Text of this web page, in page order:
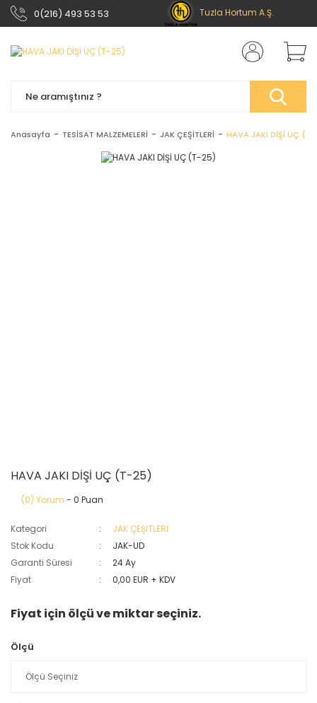
0(216) 493 53 53 Tuzla Hortum A.Ş.
Anasayfa TESİSAT MALZEMELERİ JAK ÇEŞİTLERİ HAVA JAKI DİŞİ UÇ
HAVA JAKI DİŞİ UÇ (T-25)
(0) Yorum - 0 Puan
Kategori
JAK ÇEŞİTLERİ
Stok Kodu
JAK-UD
Garanti Süresi
24 Ay
Fiyat
0,00 EUR + KDV
Fiyat için ölçü ve miktar seçiniz.
Ölçü